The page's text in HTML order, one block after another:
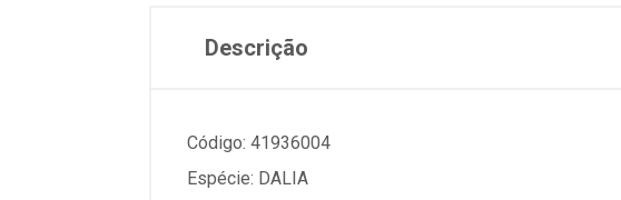
Descrição
Código: 41936004
Espécie: DALIA